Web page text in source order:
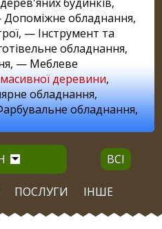
Допоміжне обладнання,
, — Інструмент та
обладнання,
, — Меблеве
деревини,
обладнання,
обладнання,
ВСІ
ПОСЛУГИ ІНШЕ